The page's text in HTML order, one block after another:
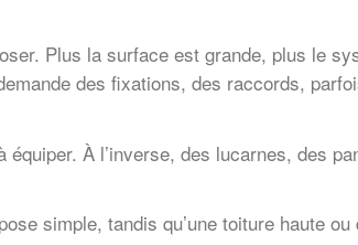
Plus la surface est grande, plus le
des fixations, des raccords,
À l’inverse, des lucarnes, des
simple, tandis qu’une toiture haute ou